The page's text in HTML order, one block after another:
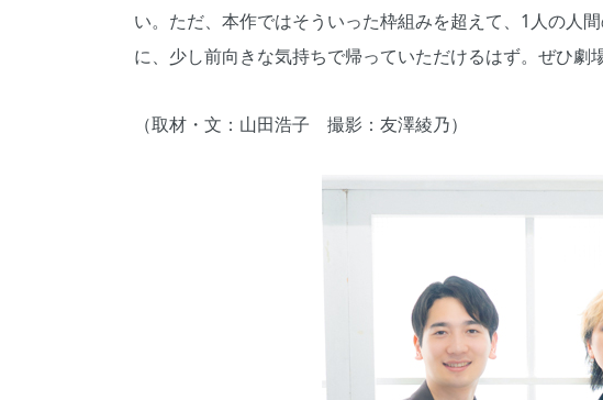
い。ただ、本作ではそういった枠組みを超えて、1人の人
に、少し前向きな気持ちで帰っていただけるはず。ぜひ劇
（取材・文：山田浩子 撮影：友澤綾乃）